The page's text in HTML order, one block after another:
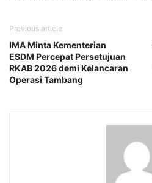
Previous article
IMA Minta Kementerian
ESDM Percepat Persetujuan
RKAB 2026 demi Kelancaran
Operasi Tambang